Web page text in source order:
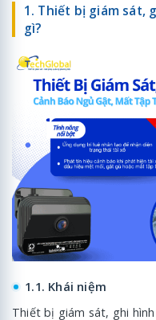
1. Thiết bị giám sát,
gì?
1.1. Khái niệm
Thiết bị giám sát, ghi